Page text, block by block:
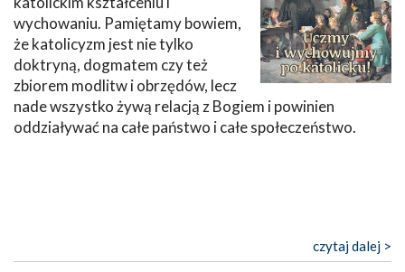
wychowaniu. Pamiętamy bowiem,
że katolicyzm jest nie tylko
doktryną, dogmatem czy też
zbiorem modlitw i obrzędów, lecz
nade wszystko żywą relacją z Bogiem i powinien
oddziaływać na całe państwo i całe społeczeństwo.
czytaj dalej >